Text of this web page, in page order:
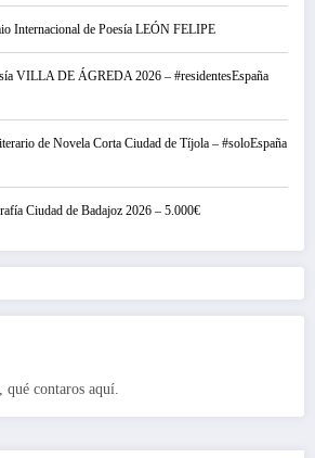
Internacional de Poesía LEÓN FELIPE
VILLA DE ÁGREDA 2026 – #residentesEspaña
de Novela Corta Ciudad de Tíjola – #soloEspaña
Ciudad de Badajoz 2026 – 5.000€
qué contaros aquí.